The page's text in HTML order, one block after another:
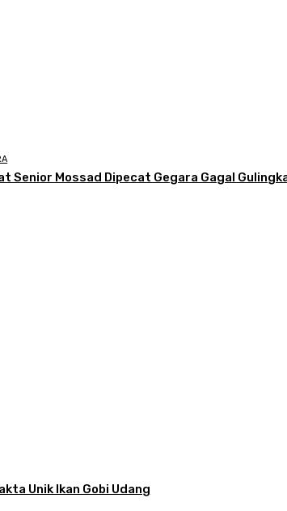
Senior Mossad Dipecat Gegara Gagal
Unik Ikan Gobi Udang